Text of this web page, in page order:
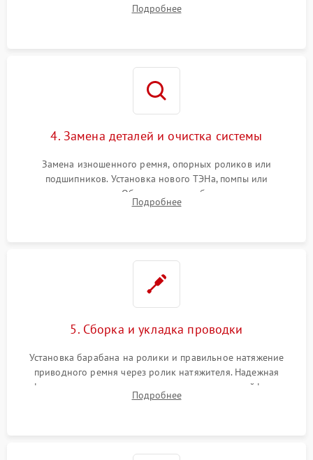
тепловым насосом — диагностика работы компрессора и
Подробнее
4. Замена деталей и очистка системы
Замена изношенного ремня, опорных роликов или
подшипников. Установка нового ТЭНа, помпы или
термодатчиков. Обязательная глубокая очистка
конденсатора, крыльчатки вентилятора и воздуховодов от
Подробнее
5. Сборка и укладка проводки
Установка барабана на ролики и правильное натяжение
приводного ремня через ролик натяжителя. Надежная
фиксация всех узлов, подключение клемм и шлейфов к
модулю управления. Монтаж корпусных панелей, люка и
Подробнее